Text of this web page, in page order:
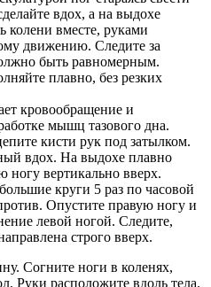
вдох, а на выдохе
колени вместе, руками
движению. Следите за
быть равномерным.
плавно, без резких
кровообращение и
мышц тазового дна.
кисти рук под затылком.
вдох. На выдохе плавно
ногу вертикально вверх.
круги 5 раз по часовой
Опустите правую ногу и
левой ногой. Следите,
строго вверх.
Согните ноги в коленях,
Руки расположите вдоль тела.